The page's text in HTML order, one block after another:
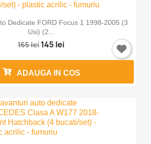
Dedicate FORD Focus 1 1998-2005 (3
Usi) (2...
165 lei 145 lei
ADAUGA IN COS